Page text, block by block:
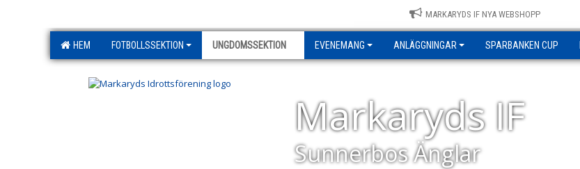
MARKARYDS IF NYA WEBSHOPP
HEM FOTBOLLSSEKTION UNGDOMSSEKTION EVENEMANG ANLÄGGNINGAR SPARBANKEN CUP
Markaryds IF
Sunnerbos Änglar